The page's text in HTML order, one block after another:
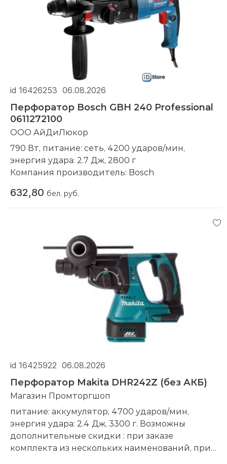
id 16426253 06.08.2026
Перфоратор Bosch GBH 240 Professional
0611272100
ООО АйДиЛюкор
790 Вт, питание: сеть, 4200 ударов/мин,
энергия удара: 2.7 Дж, 2800 г
Компания производитель: Bosch
632,80 бел. руб.
id 16425922 06.08.2026
Перфоратор Makita DHR242Z (без АКБ)
Магазин Промторгшоп
питание: аккумулятор, 4700 ударов/мин,
энергия удара: 2.4 Дж, 3300 г. Возможны
дополнительные скидки : при заказе
комплекта из нескольких наименований, при